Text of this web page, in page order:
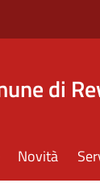
di
Novità